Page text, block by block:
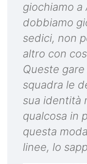
giochiamo a
dobbiamo
sedici, non
altro con
Queste
squadra le
sua identità
qualcosa in
questa
linee, lo